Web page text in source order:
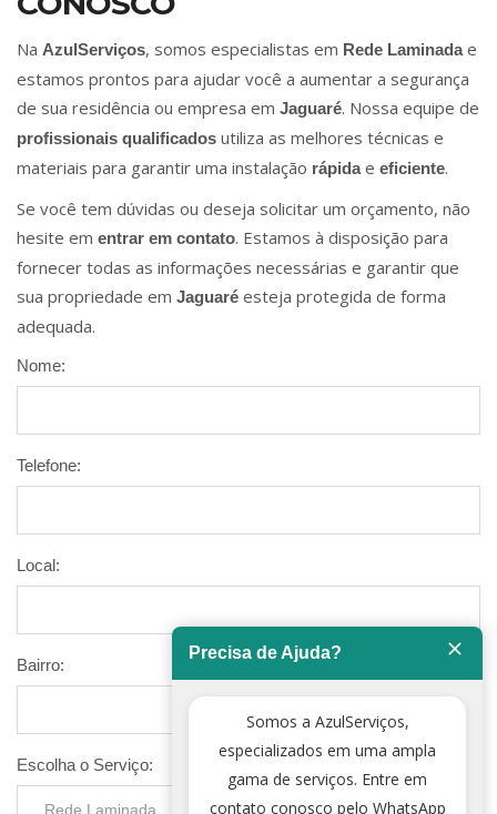
Na AzulServiços, somos especialistas em Rede Laminadae
estamos prontos para ajudar você a aumentar a segurança
de sua residência ou empresa em Jaguaré. Nossa equipe de
profissionais qualificados utiliza as melhores técnicas e
materiais para garantir uma instalação rápidae eficiente.
Se você tem dúvidas ou deseja solicitar um orçamento, não
hesite em entrar em contato. Estamos à disposição para
fornecer todas as informações necessárias e garantir que
sua propriedade em Jaguaré esteja protegida de forma
adequada.
Nome:
Telefone:
Local:
Bairro:
Escolha o Serviço:
Precisa de Ajuda?
Somos a AzulServiços,
especializados em uma ampla
gama de serviços. Entre em
contato conosco pelo WhatsApp